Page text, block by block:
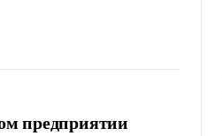
предприятии